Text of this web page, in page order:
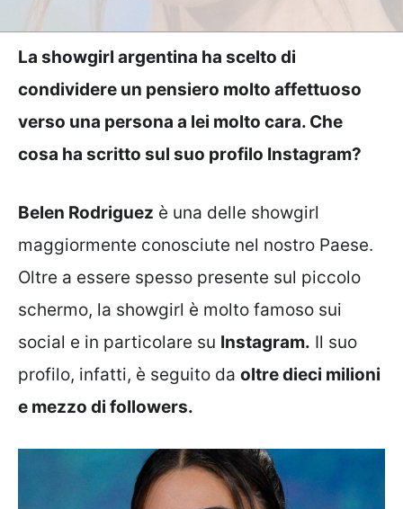
La showgirl argentina ha scelto di
condividere un pensiero molto affettuoso
verso una persona a lei molto cara. Che
cosa ha scritto sul suo profilo Instagram?
Belen Rodriguez è una delle showgirl
maggiormente conosciute nel nostro Paese.
Oltre a essere spesso presente sul piccolo
schermo, la showgirl è molto famoso sui
social e in particolare su Instagram. Il suo
profilo, infatti, è seguito da oltre dieci milioni
e mezzo di followers.